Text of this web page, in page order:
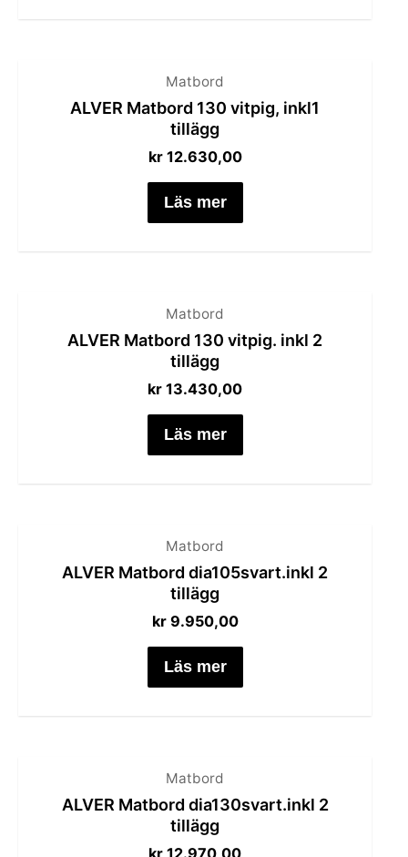
Matbord
ALVER Matbord 130 vitpig, inkl1
tillägg
kr12.630,00
Läs mer
Matbord
ALVER Matbord 130 vitpig. inkl 2
tillägg
kr 13.430,00
Läs mer
Matbord
ALVER Matbord dia105svart.inkl 2
tillägg
kr9.950,00
Läs mer
Matbord
ALVER Matbord dia130svart.inkl 2
tillägg
kr 12.970,00